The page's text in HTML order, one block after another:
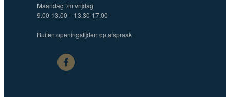
Maandag t/m vrijdag
9.00-13.00 – 13.30-17.00
Buiten openingstijden op afspraak